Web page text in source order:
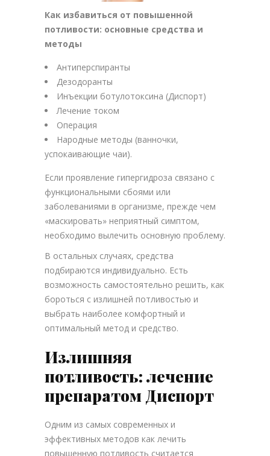
Как избавиться от повышенной
потливости: основные средства и
методы
Антиперспиранты
Дезодоранты
Инъекции ботулотоксина (Диспорт)
Лечение током
Операция
Народные методы (ванночки,
успокаивающие чаи).
Если проявление гипергидроза связано с
функциональными сбоями или
заболеваниями в организме, прежде чем
«маскировать» неприятный симптом,
необходимо вылечить основную проблему.
В остальных случаях, средства
подбираются индивидуально. Есть
возможность самостоятельно решить, как
бороться с излишней потливостью и
выбрать наиболее комфортный и
оптимальный метод и средство.
Излишняя
потливость: лечение
препаратом Диспорт
Одним из самых современных и
эффективных методов как лечить
повышенную потливость считается